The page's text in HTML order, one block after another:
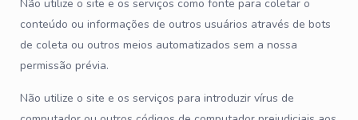
Não utilize o site e os serviços como fonte para coletar o
conteúdo ou informações de outros usuários através de bots
de coleta ou outros meios automatizados sem a nossa
permissão prévia.
Não utilize o site e os serviços para introduzir vírus de